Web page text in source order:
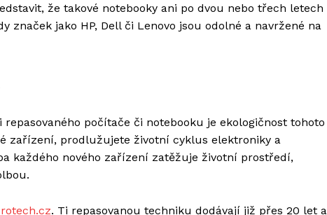
že takové notebooky ani po dvou nebo třech letech
značek jako HP, Dell či Lenovo jsou odolné a navržené na
počítače či notebooku je ekologičnost tohoto
zařízení, prodlužujete životní cyklus elektroniky a
každého nového zařízení zatěžuje životní prostředí,
. Ti repasovanou techniku dodávají již přes 20 let a